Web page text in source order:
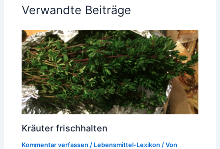
Verwandte Beiträge
Kräuter frischhalten
Kommentar verfassen / Lebensmittel-Lexikon / Von